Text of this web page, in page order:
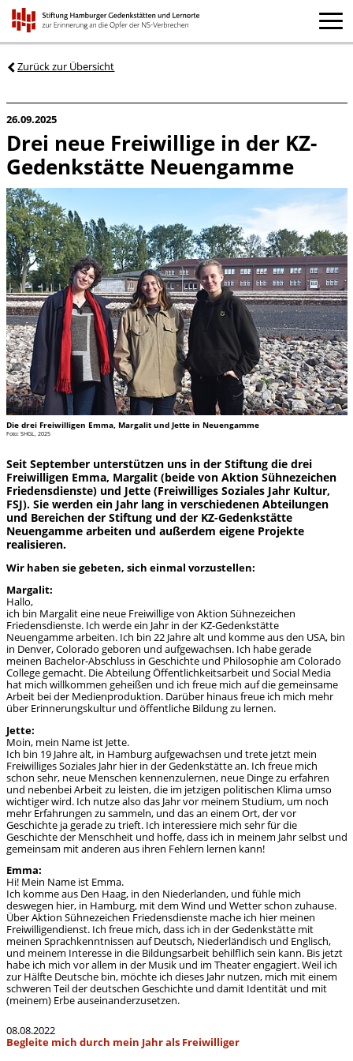
Zurück zur Übersicht
26.09.2025
Drei neue Freiwillige in der KZ-
Gedenkstätte Neuengamme
Die drei Freiwilligen Emma, Margalit und Jette in Neuengamme
Foto: SHGL, 2025
Seit September unterstützen uns in der Stiftung die drei
Freiwilligen Emma, Margalit (beide von Aktion Sühnezeichen
Friedensdienste) und Jette (Freiwilliges Soziales Jahr Kultur,
FSJ). Sie werden ein Jahr lang in verschiedenen Abteilungen
und Bereichen der Stiftung und der KZ-Gedenkstätte
Neuengamme arbeiten und außerdem eigene Projekte
realisieren.
Wir haben sie gebeten, sich einmal vorzustellen:
Margalit:
Hallo,
ich bin Margalit eine neue Freiwillige von Aktion Sühnezeichen
Friedensdienste. Ich werde ein Jahr in der KZ-Gedenkstätte
Neuengamme arbeiten. Ich bin 22 Jahre alt und komme aus den USA, bin
in Denver, Colorado geboren und aufgewachsen. Ich habe gerade
meinen Bachelor-Abschluss in Geschichte und Philosophie am Colorado
College gemacht. Die Abteilung Öffentlichkeitsarbeit und Social Media
hat mich willkommen geheißen und ich freue mich auf die gemeinsame
Arbeit bei der Medienproduktion. Darüber hinaus freue ich mich mehr
über Erinnerungskultur und öffentliche Bildung zu lernen.
Jette:
Moin, mein Name ist Jette.
Ich bin 19 Jahre alt, in Hamburg aufgewachsen und trete jetzt mein
Freiwilliges Soziales Jahr hier in der Gedenkstätte an. Ich freue mich
schon sehr, neue Menschen kennenzulernen, neue Dinge zu erfahren
und nebenbei Arbeit zu leisten, die im jetzigen politischen Klima umso
wichtiger wird. Ich nutze also das Jahr vor meinem Studium, um noch
mehr Erfahrungen zu sammeln, und das an einem Ort, der vor
Geschichte ja gerade zu trieft. Ich interessiere mich sehr für die
Geschichte der Menschheit und hoffe, dass ich in meinem Jahr selbst und
gemeinsam mit anderen aus ihren Fehlern lernen kann!
Emma:
Hi! Mein Name ist Emma.
Ich komme aus Den Haag, in den Niederlanden, und fühle mich
deswegen hier, in Hamburg, mit dem Wind und Wetter schon zuhause.
Über Aktion Sühnezeichen Friedensdienste mache ich hier meinen
Freiwilligendienst. Ich freue mich, dass ich in der Gedenkstätte mit
meinen Sprachkenntnissen auf Deutsch, Niederländisch und Englisch,
und meinem Interesse in die Bildungsarbeit behilflich sein kann. Bis jetzt
habe ich mich vor allem in der Musik und im Theater engagiert. Weil ich
zur Hälfte Deutsche bin, möchte ich dieses Jahr nutzen, mich mit einem
schweren Teil der deutschen Geschichte und damit Identität und mit
(meinem) Erbe auseinanderzusetzen.
08.08.2022
Begleite mich durch mein Jahr als Freiwilliger